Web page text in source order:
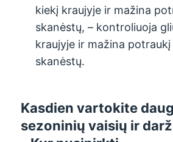
kiekį kraujyje ir mažina
skanėstų, – kontroliuoja
kraujyje ir mažina potraukį
skanėstų.
Kasdien vartokite
sezoninių vaisių ir